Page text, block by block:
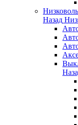
Назад